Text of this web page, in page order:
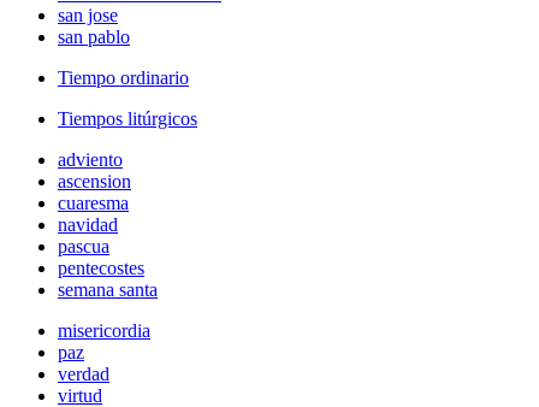
san jose
san pablo
Tiempo ordinario
Tiempos litúrgicos
adviento
ascension
cuaresma
navidad
pascua
pentecostes
semana santa
misericordia
paz
verdad
virtud